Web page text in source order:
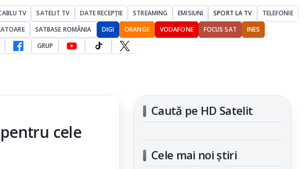
TV SATELIT TV DATE RECEPȚIE STREAMING EMISIUNI SPORT LA TV
TELEFONIE
SATBASE ROMÂNIA DIGI ORANGE VODAFONE FOCUS SAT
INES
GRUP
cele
Caută pe HD Satelit
Cele mai noi știri